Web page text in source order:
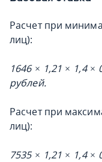
Расчет при
лиц):
1646 × 1,21 × 1,4 ×
рублей.
Расчет при
лиц):
7535 × 1,21 × 1,4 ×